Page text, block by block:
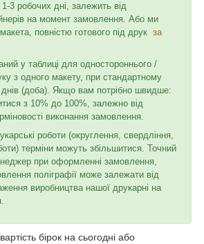
3 робочих дні, залежить від
на момент замовлення. Або ми
повністю готового під друк за
у таблиці для одностороннього /
з одного макету, при стандартному
днів (доба). Якщо вам потрібно швидше:
з 10% до 100%, залежно від
виконання замовлення.
роботи (округлення, свердління,
терміни можуть збільшитися. Точний
при оформленні замовлення,
поліграфії може залежати від
виробництва нашої друкарні на
бірок на сьогодні або